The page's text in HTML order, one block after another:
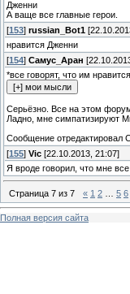
Дженни
А ваще все главные герои.
[153] russian_Bot1
нравится Дженни
[154] Самус_Аран
*все говорят, что им
Серьёзно. Все на этом
Ладно, мне симпатизируют
Сообщение отредактировал
[155] Vic [22.10.2013, 21:07]
Я вроде говорил, что мне
Страница 7 из 7 « 1 2 5 6
Полная версия сайта